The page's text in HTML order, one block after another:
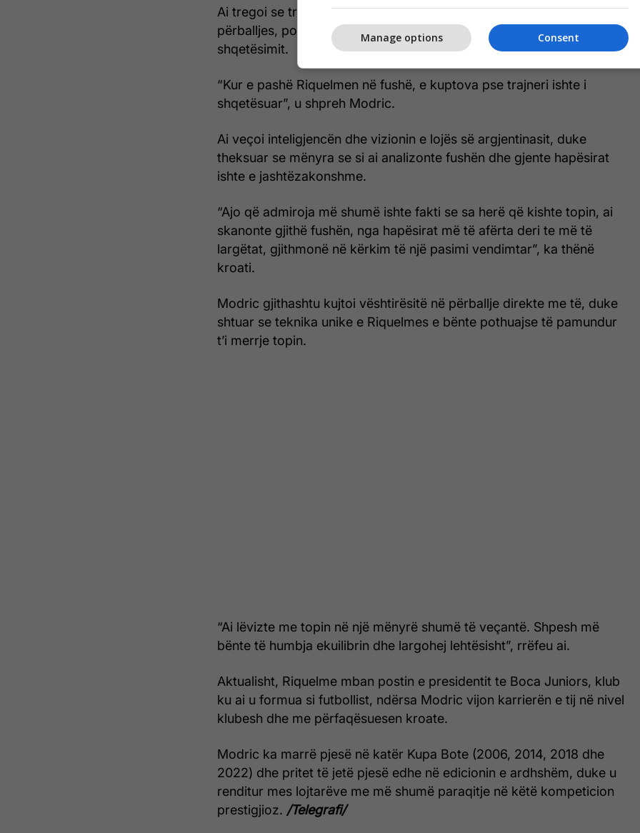
Ai tregoi se trajneri i kishte paralajmëruar për vështirësinë e
përballjes, por vetëm kur pa nga afër Riquelmen, e kuptoi arsyen e
shqetësimit.
“Kur e pashë Riquelmen në fushë, e kuptova pse trajneri ishte i
shqetësuar”, u shpreh Modric.
Ai veçoi inteligjencën dhe vizionin e lojës së argjentinasit, duke
theksuar se mënyra se si ai analizonte fushën dhe gjente hapësirat
ishte e jashtëzakonshme.
“Ajo që admiroja më shumë ishte fakti se sa herë që kishte topin, ai
skanonte gjithë fushën, nga hapësirat më të afërta deri te më të
largëtat, gjithmonë në kërkim të një pasimi vendimtar”, ka thënë
kroati.
Modric gjithashtu kujtoi vështirësitë në përballje direkte me të, duke
shtuar se teknika unike e Riquelmes e bënte pothuajse të pamundur
t’i merrje topin.
“Ai lëvizte me topin në një mënyrë shumë të veçantë. Shpesh më
bënte të humbja ekuilibrin dhe largohej lehtësisht”, rrëfeu ai.
Aktualisht, Riquelme mban postin e presidentit te Boca Juniors, klub
ku ai u formua si futbollist, ndërsa Modric vijon karrierën e tij në nivel
klubesh dhe me përfaqësuesen kroate.
Modric ka marrë pjesë në katër Kupa Bote (2006, 2014, 2018 dhe
2022) dhe pritet të jetë pjesë edhe në edicionin e ardhshëm, duke u
renditur mes lojtarëve me më shumë paraqitje në këtë kompeticion
prestigjioz. /Telegrafi/
Consent
Manage options